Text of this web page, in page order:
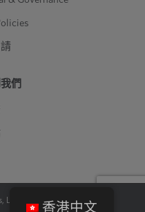
們
LLC. | 法律|隱私政策
香港中文